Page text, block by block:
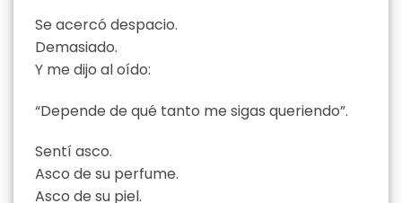
Se acercó despacio.
Demasiado.
Y me dijo al oído:
“Depende de qué tanto me sigas queriendo”.
Sentí asco.
Asco de su perfume.
Asco de su piel.